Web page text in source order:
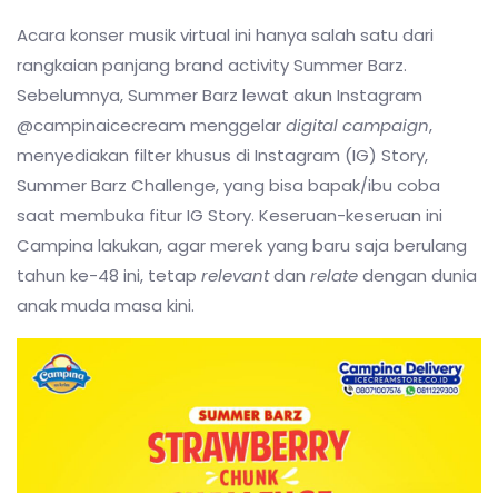
Acara konser musik virtual ini hanya salah satu dari
rangkaian panjang brand activity Summer Barz.
Sebelumnya, Summer Barz lewat akun Instagram
@campinaicecream menggelardigital campaign,
menyediakan filter khusus di Instagram (IG) Story,
Summer Barz Challenge, yang bisa bapak/ibu coba
saat membuka fitur IG Story. Keseruan-keseruan ini
Campina lakukan, agar merek yang baru saja berulang
tahun ke-48 ini, tetap relevantdan relatedengan dunia
anak muda masa kini.